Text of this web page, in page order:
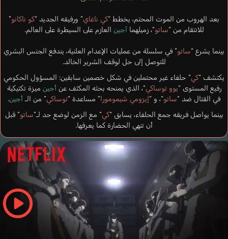
بعد الهروب من الموت المحتم، يخطط “كي ناغاي” ورفيقه الجديد “كو ناكانو”
للانتقام من “ساتو“، زميلهماآجين العازم على السيطرة على العالم.
بينما يشرع “ساتو” في سلسلة من عمليات الإعدام العلنية، يندفع الجنس البشري
للتوصل إلى حل لوقف الشرير الخالد.
يكتشف “كي” حلفاء غير محتملين في شكل خصمين سابقين: المسؤول الحكومي
رفيع المستوى “يوو توساكي“، الذي يمنحه بحثه المكثف عنأجين ميزة تكتيكية
في القتال ضد “ساتو“، و “إيزومي شيمومورا” مساعدة “توساكي” من الـأجين.
بينما يواصل فريقه جمع الحلفاء، يسابق “كي” مع الزمن لوضع حد لـ”ساتو” قبل
أن تنهي الحضارة كما يعرفها.